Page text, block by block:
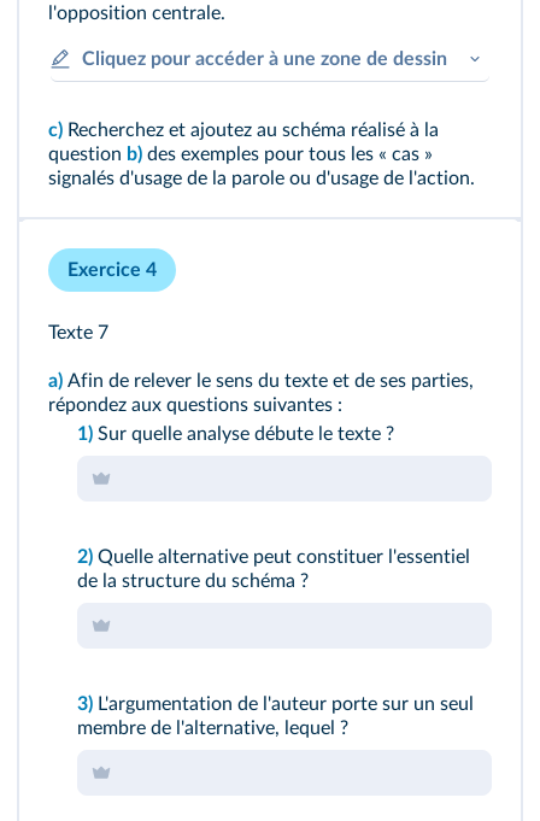
l'opposition centrale.
Cliquez pour accéder à une zone de dessin
c) Recherchez et ajoutez au schéma réalisé à la
question b) des exemples pour tous les « cas »
signalés d'usage de la parole ou d'usage de l'action.
Exercice 4
Texte 7
a) Afin de relever le sens du texte et de ses parties,
répondez aux questions suivantes :
1) Sur quelle analyse débute le texte ?
2) Quelle alternative peut constituer l'essentiel
de la structure du schéma ?
3) L'argumentation de l'auteur porte sur un seul
membre de l'alternative, lequel ?